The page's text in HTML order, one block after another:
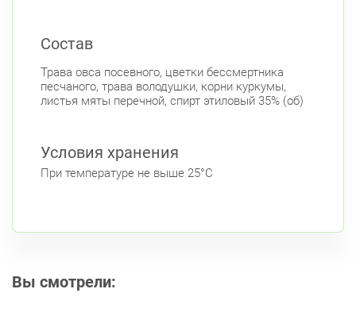
Состав
Трава овса посевного, цветки бессмертника
песчаного, трава володушки, корни куркумы,
листья мяты перечной, спирт этиловый 35% (об)
Условия хранения
При температуре не выше 25°С
Вы смотрели: